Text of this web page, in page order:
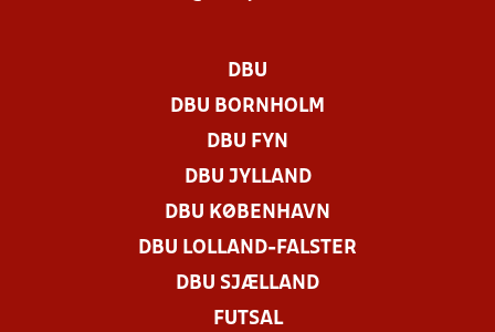
DBU
DBU BORNHOLM
DBU FYN
DBU JYLLAND
DBU KØBENHAVN
DBU LOLLAND-FALSTER
DBU SJÆLLAND
FUTSAL